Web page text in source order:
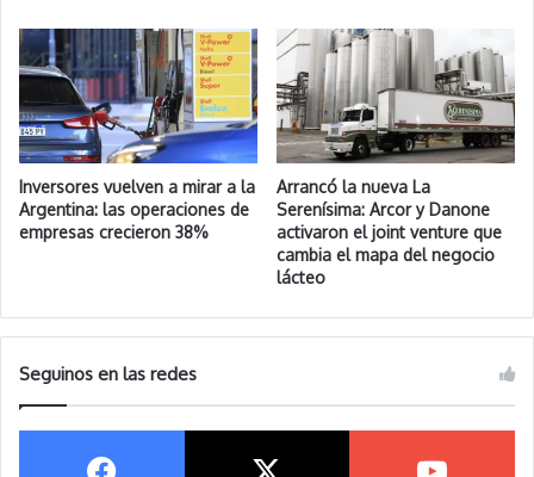
Inversores vuelven a mirar a la
Argentina: las operaciones de
empresas crecieron 38%
Arrancó la nueva La
Serenísima: Arcor y Danone
activaron el joint venture que
cambia el mapa del negocio
lácteo
Seguinos en las redes